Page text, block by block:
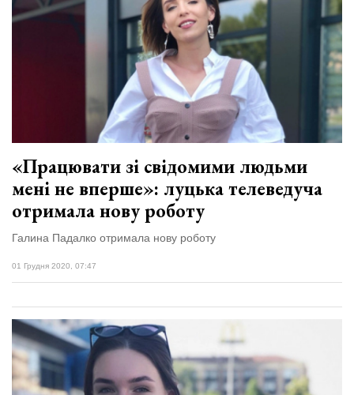
«Працювати зі свідомими людьми
мені не вперше»: луцька телеведуча
отримала нову роботу
Галина Падалко отримала нову роботу
01 Грудня 2020, 07:47